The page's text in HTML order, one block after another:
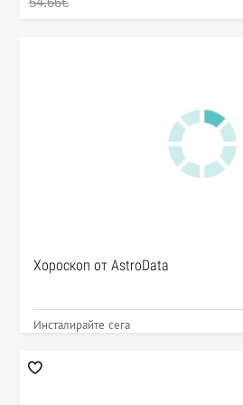
Хороскоп от AstroData
Инсталирайте сега